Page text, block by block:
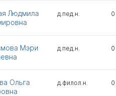
Людмила
д.пед.н. 0
Мэри
д.пед.н. 0
Ольга
д.филол.н. 0